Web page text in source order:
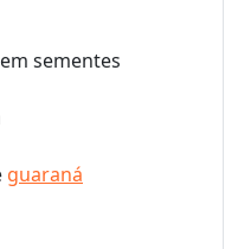
sementes
guaraná